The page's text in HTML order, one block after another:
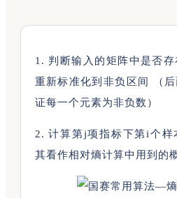
1. 判断输入的矩阵中是否
重新标准化到非负区间 （
证每一个元素为非负数）
2. 计算第j项指标下第i个样
其看作相对熵计算中用到的